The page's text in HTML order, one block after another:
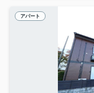
アパート